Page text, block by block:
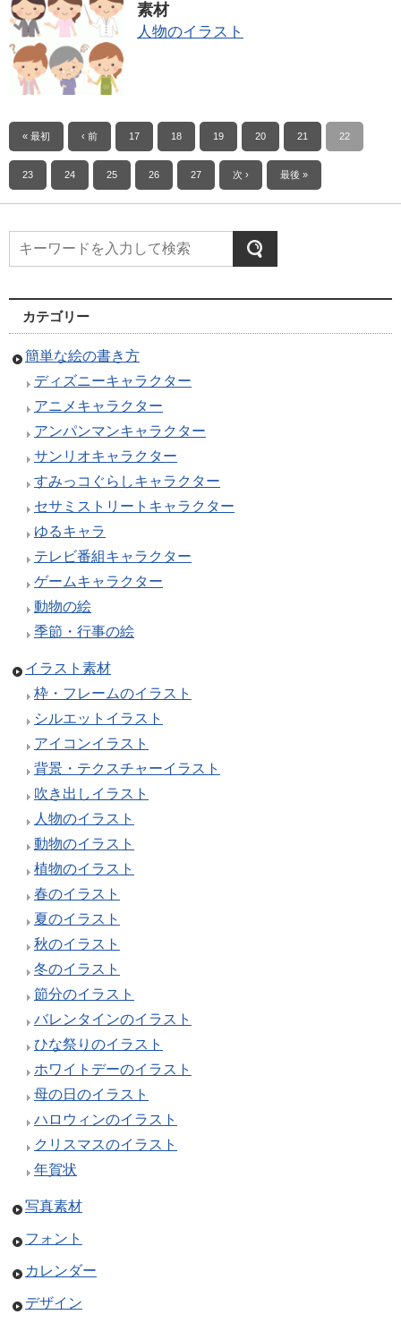
素材
人物のイラスト
« 最初 ‹ 前 17 18 19 20 21 22
23 24 25 26 27 次 › 最後 »
カテゴリー
簡単な絵の書き方
ディズニーキャラクター
アニメキャラクター
アンパンマンキャラクター
サンリオキャラクター
すみっコぐらしキャラクター
セサミストリートキャラクター
ゆるキャラ
テレビ番組キャラクター
ゲームキャラクター
動物の絵
季節・行事の絵
イラスト素材
枠・フレームのイラスト
シルエットイラスト
アイコンイラスト
背景・テクスチャーイラスト
吹き出しイラスト
人物のイラスト
動物のイラスト
植物のイラスト
春のイラスト
夏のイラスト
秋のイラスト
冬のイラスト
節分のイラスト
バレンタインのイラスト
ひな祭りのイラスト
ホワイトデーのイラスト
母の日のイラスト
ハロウィンのイラスト
クリスマスのイラスト
年賀状
写真素材
フォント
カレンダー
デザイン